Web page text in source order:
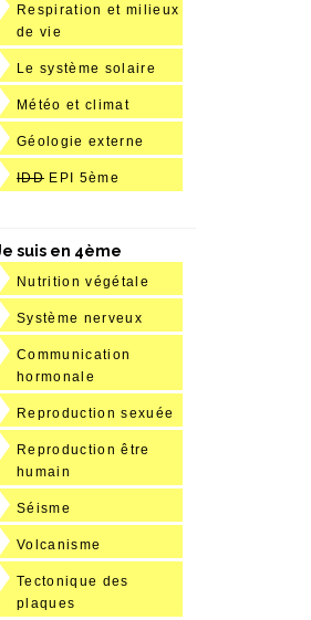
Respiration et milieux
de vie
Le système solaire
Météo et climat
Géologie externe
IDD EPI 5ème
suis en 4ème
Nutrition végétale
Système nerveux
Communication
hormonale
Reproduction sexuée
Reproduction être
humain
Séisme
Volcanisme
Tectonique des
plaques